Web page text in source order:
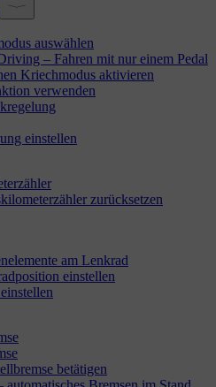
auswählen
– Fahren mit nur einem Pedal
Kriechmodus aktivieren
verwenden
einstellen
zurücksetzen
am Lenkrad
einstellen
betätigen